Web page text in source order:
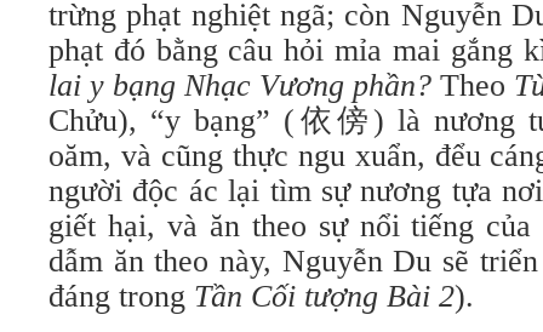
trừng phạt nghiệt ngã; còn Nguyễn
phạt đó bằng câu hỏi mỉa mai gắng
lai y bạng Nhạc Vương phần? Theo
Chửu), “y bạng” (依傍) là nương
oăm, và cũng thực ngu xuẩn, đểu
người độc ác lại tìm sự nương tựa
giết hại, và ăn theo sự nổi tiếng
dẫm ăn theo này, Nguyễn Du sẽ
đáng trong Tần Cối tượng Bài 2).